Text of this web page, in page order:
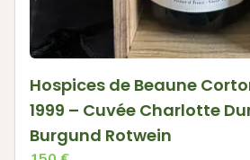
Hospices de Beaune
1999 – Cuvée Charlotte
Burgund Rotwein